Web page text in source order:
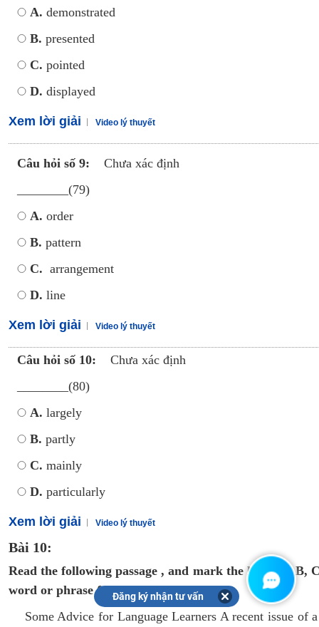
A. demonstrated
B. presented
C. pointed
D. displayed
Xem lời giải Video lý thuyết
Câu hỏi số 9:
Chưa xác định
________(79)
A. order
B. pattern
C. arrangement
D. line
Xem lời giải Video lý thuyết
Câu hỏi số 10:
Chưa xác định
________(80)
A. largely
B. partly
C. mainly
D. particularly
Xem lời giải Video lý thuyết
Bài 10:
Read the following passage , and mark the letter A, B,
word or phrase for each of the blanks.
Some Advice for Language Learners A recent issue of
Đăng ký nhận tư vấn